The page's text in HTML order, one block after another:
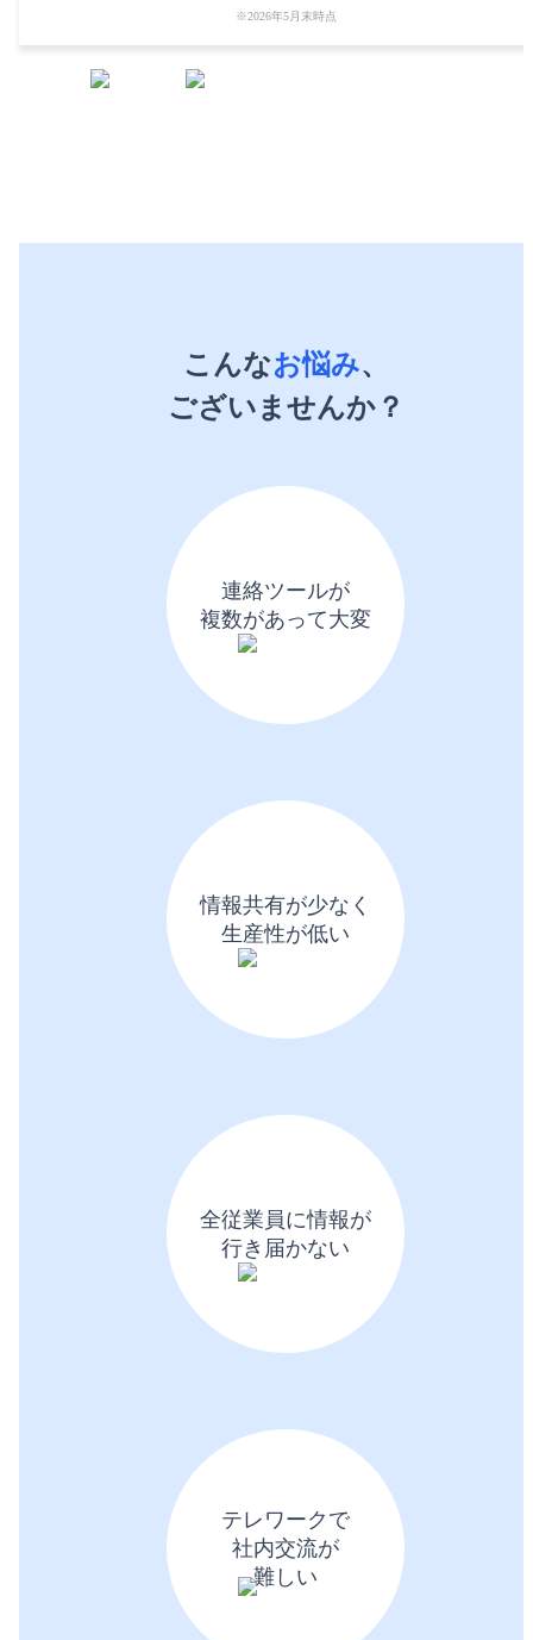
※2026年5月末時点
こんなお悩み、
ございませんか？
連絡ツールが
複数があって大変
情報共有が少なく
生産性が低い
全従業員に情報が
行き届かない
テレワークで
社内交流が
難しい